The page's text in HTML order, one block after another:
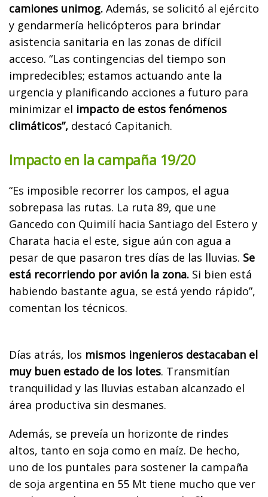
camiones unimog. Además, se solicitó al ejército
y gendarmería helicópteros para brindar
asistencia sanitaria en las zonas de difícil
acceso. “Las contingencias del tiempo son
impredecibles; estamos actuando ante la
urgencia y planificando acciones a futuro para
minimizar el impacto de estos fenómenos
climáticos”, destacó Capitanich.
Impacto en la campaña 19/20
“Es imposible recorrer los campos, el agua
sobrepasa las rutas. La ruta 89, que une
Gancedo con Quimilí hacia Santiago del Estero y
Charata hacia el este, sigue aún con agua a
pesar de que pasaron tres días de las lluvias. Se
está recorriendo por avión la zona. Si bien está
habiendo bastante agua, se está yendo rápido”,
comentan los técnicos.
Días atrás, los mismos ingenieros destacaban el
muy buen estado de los lotes. Transmitían
tranquilidad y las lluvias estaban alcanzado el
área productiva sin desmanes.
Además, se preveía un horizonte de rindes
altos, tanto en soja como en maíz. De hecho,
uno de los puntales para sostener la campaña
de soja argentina en 55 Mt tiene mucho que ver